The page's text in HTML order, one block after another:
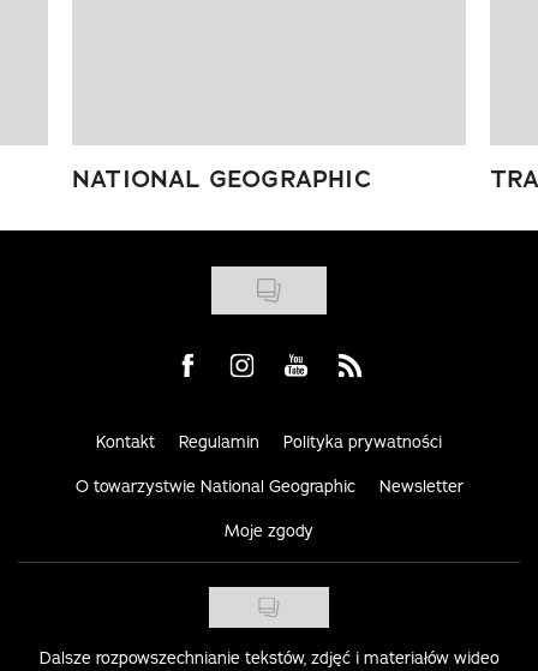
NATIONAL GEOGRAPHIC
Visit us on Facebook
Visit us on Instagram
Visit us on Youtube
Visit us on Rss
Kontakt Regulamin Polityka prywatności
O towarzystwie National Geographic Newsletter
Moje zgody
Dalsze rozpowszechnianie tekstów, zdjęć i materiałów wideo